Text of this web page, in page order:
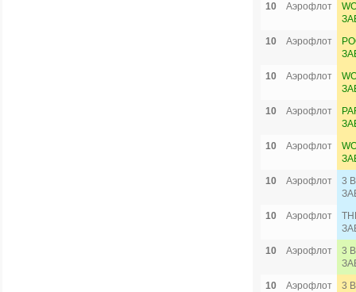
10 Аэрофлот
10
Аэрофлот
10
Аэрофлот
10
Аэрофлот
10
Аэрофлот
10
Аэрофлот
3
10
Аэрофлот
10
Аэрофлот
3
10
Аэрофлот
3